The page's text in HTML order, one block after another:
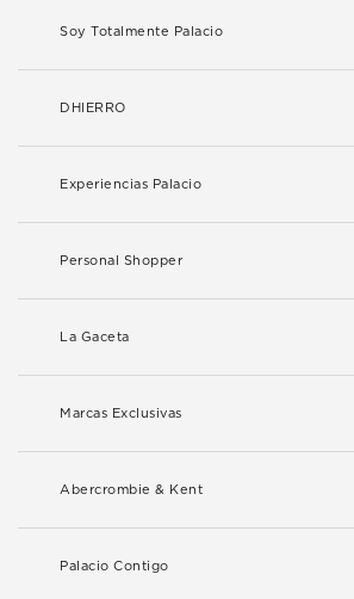
Soy Totalmente Palacio
DHIERRO
Experiencias Palacio
Personal Shopper
La Gaceta
Marcas Exclusivas
Abercrombie & Kent
Palacio Contigo